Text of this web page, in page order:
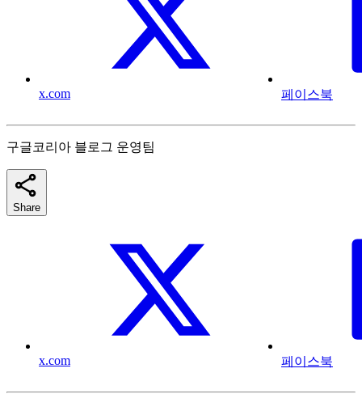
x.com 페이스북
구글코리아 블로그 운영팀
Share
x.com 페이스북